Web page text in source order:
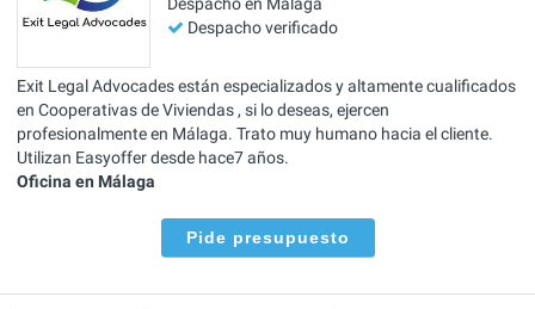
Despacho verificado
Exit Legal Advocades están especializados y altamente cualificados
en Cooperativas de Viviendas , si lo deseas, ejercen
profesionalmente en Málaga. Trato muy humano hacia el cliente.
Utilizan Easyoffer desde hace7 años.
Oficina en Málaga
Pide presupuesto